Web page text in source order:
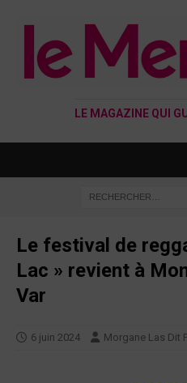
LE MAGAZINE QUI
Le festival de
Lac » revient à
Var
6 juin 2024 Morgane Las Dit